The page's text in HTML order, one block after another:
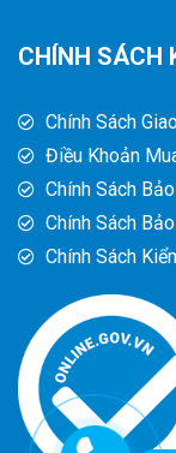
CHÍNH SÁCH
Chính Sách
Điều Khoản
Chính Sách
Chính Sách
Chính Sách